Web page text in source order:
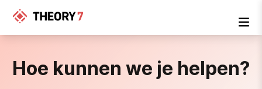
Hoe kunnen we je helpen?